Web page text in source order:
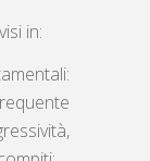
in: